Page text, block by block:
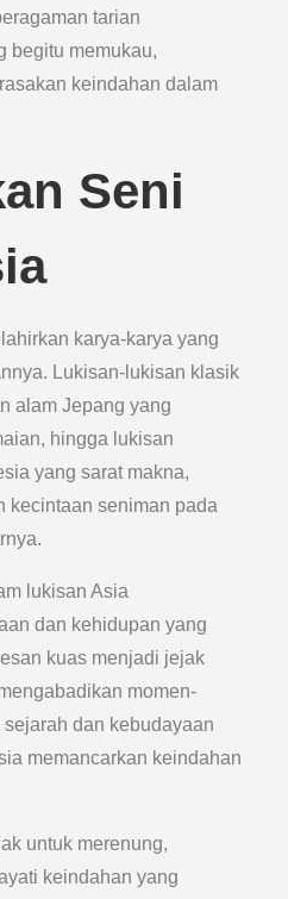
tarian
begitu memukau,
keindahan dalam
Seni
karya-karya yang
Lukisan-lukisan klasik
alam Jepang yang
hingga lukisan
yang sarat makna,
kecintaan seniman pada
lukisan Asia
dan kehidupan yang
kuas menjadi jejak
momen-
dan kebudayaan
memancarkan keindahan
untuk merenung,
keindahan yang